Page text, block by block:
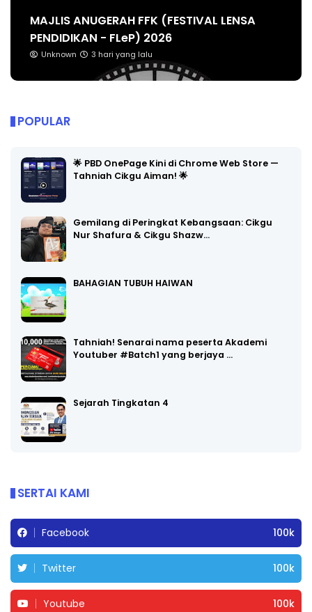
MAJLIS ANUGERAH FFK (FESTIVAL LENSA
PENDIDIKAN - FLeP) 2026
Unknown 3 hari yang lalu
POPULAR
🌟 PBD OnePage Kini di Chrome Web Store —
Tahniah Cikgu Aiman! 🌟
Gemilang di Peringkat Kebangsaan: Cikgu
Nur Shafura & Cikgu Shazw…
BAHAGIAN TUBUH HAIWAN
Tahniah! Senarai nama peserta Akademi
Youtuber #Batch1 yang berjaya …
Sejarah Tingkatan 4
SERTAI KAMI
Facebook 100k
Twitter 100k
Youtube 100k